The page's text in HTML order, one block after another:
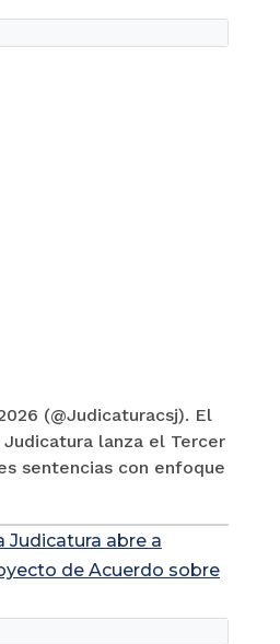
(@Judicaturacsj). El
lanza el Tercer
sentencias con enfoque
Judicatura abre a
de Acuerdo sobre